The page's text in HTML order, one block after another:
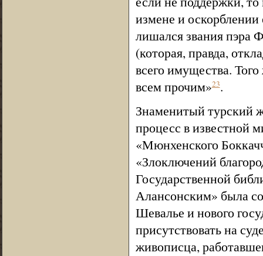
измене и оскорблении
лишался звания пэра
(которая, правда,
всего имущества.
всем прочим»23.
Знаменитый турский
процесс в известной
«Мюнхенского
«Злоключений
Государственной
Алансонским» была
Шевалье и нового
присутствовать на
живописца,